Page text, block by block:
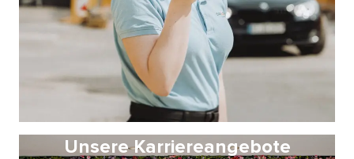
Unsere Karriereangebote